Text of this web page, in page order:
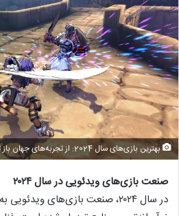
بهترین بازی‌های سال 2024: از تجربه‌های جهان باز تا رقابت‌های آنلاین
صنعت بازی‌های ویدئویی در سال ۲۰۲۴
در سال ۲۰۲۴، صنعت بازی‌های